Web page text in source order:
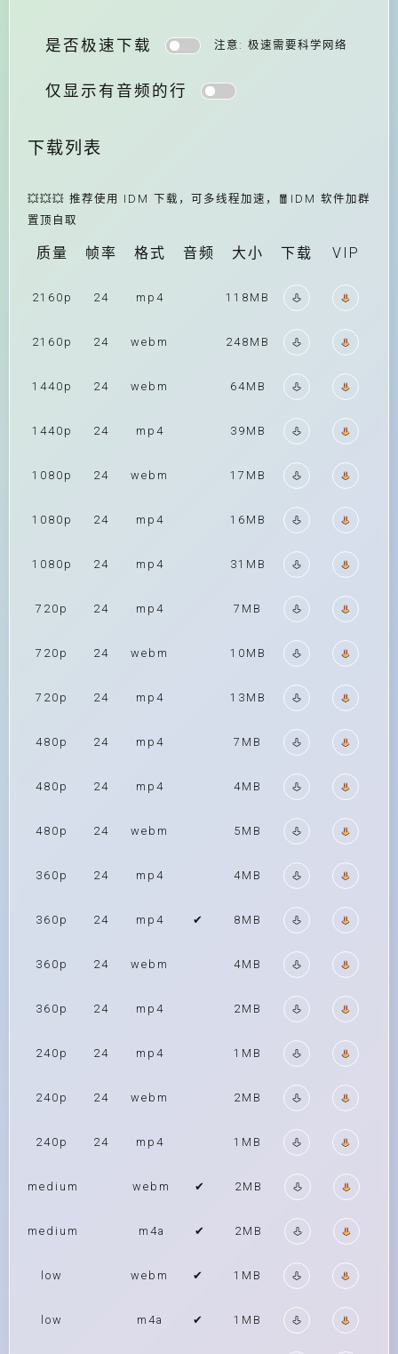
是否极速下载 注意: 极速需要科学网络
仅显示有音频的行
下载列表
💥💥💥 推荐使用 IDM 下载，可多线程加速，🧧IDM 软件加群
置顶自取
质量 帧率 格式 音频 大小 下载 VIP
2160p 24 mp4 118MB
2160p 24 webm 248MB
1440p 24 webm 64MB
1440p 24 mp4 39MB
1080p 24 webm 17MB
1080p 24 mp4 16MB
1080p 24 mp4 31MB
720p 24 mp4 7MB
720p 24 webm 10MB
720p 24 mp4 13MB
480p 24 mp4 7MB
480p 24 mp4 4MB
480p 24 webm 5MB
360p 24 mp4 4MB
360p 24 mp4 ✔ 8MB
360p 24 webm 4MB
360p 24 mp4 2MB
240p 24 mp4 1MB
240p 24 webm 2MB
240p 24 mp4 1MB
medium webm ✔ 2MB
medium m4a ✔ 2MB
low webm ✔ 1MB
low m4a ✔ 1MB